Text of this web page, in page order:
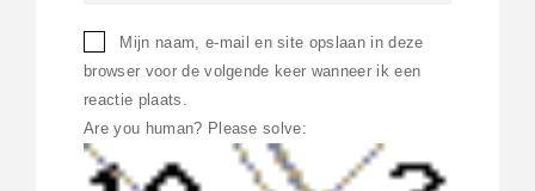
Mijn naam, e-mail en site opslaan in deze
browser voor de volgende keer wanneer ik een
reactie plaats.
Are you human? Please solve: